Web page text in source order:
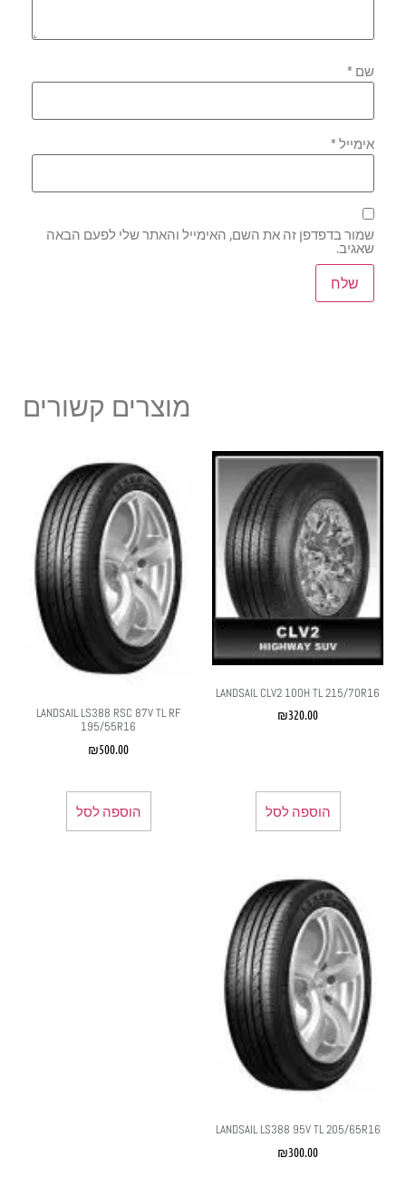
שם*
אימייל*
שמור בדפדפן זה את השם, האימייל והאתר שלי לפעם הבאה
שאגיב.
מוצרים קשורים
LANDSAIL CLV2 100H TL 215/70R16
₪320.00
הוספה לסל
LANDSAIL LS388 RSC 87V TL RF
195/55R16
₪500.00
הוספה לסל
LANDSAIL LS388 95V TL 205/65R16
₪300.00